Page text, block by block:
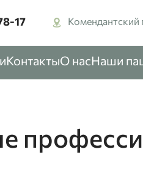
17‬ Комендантский
КонтактыО насНаши